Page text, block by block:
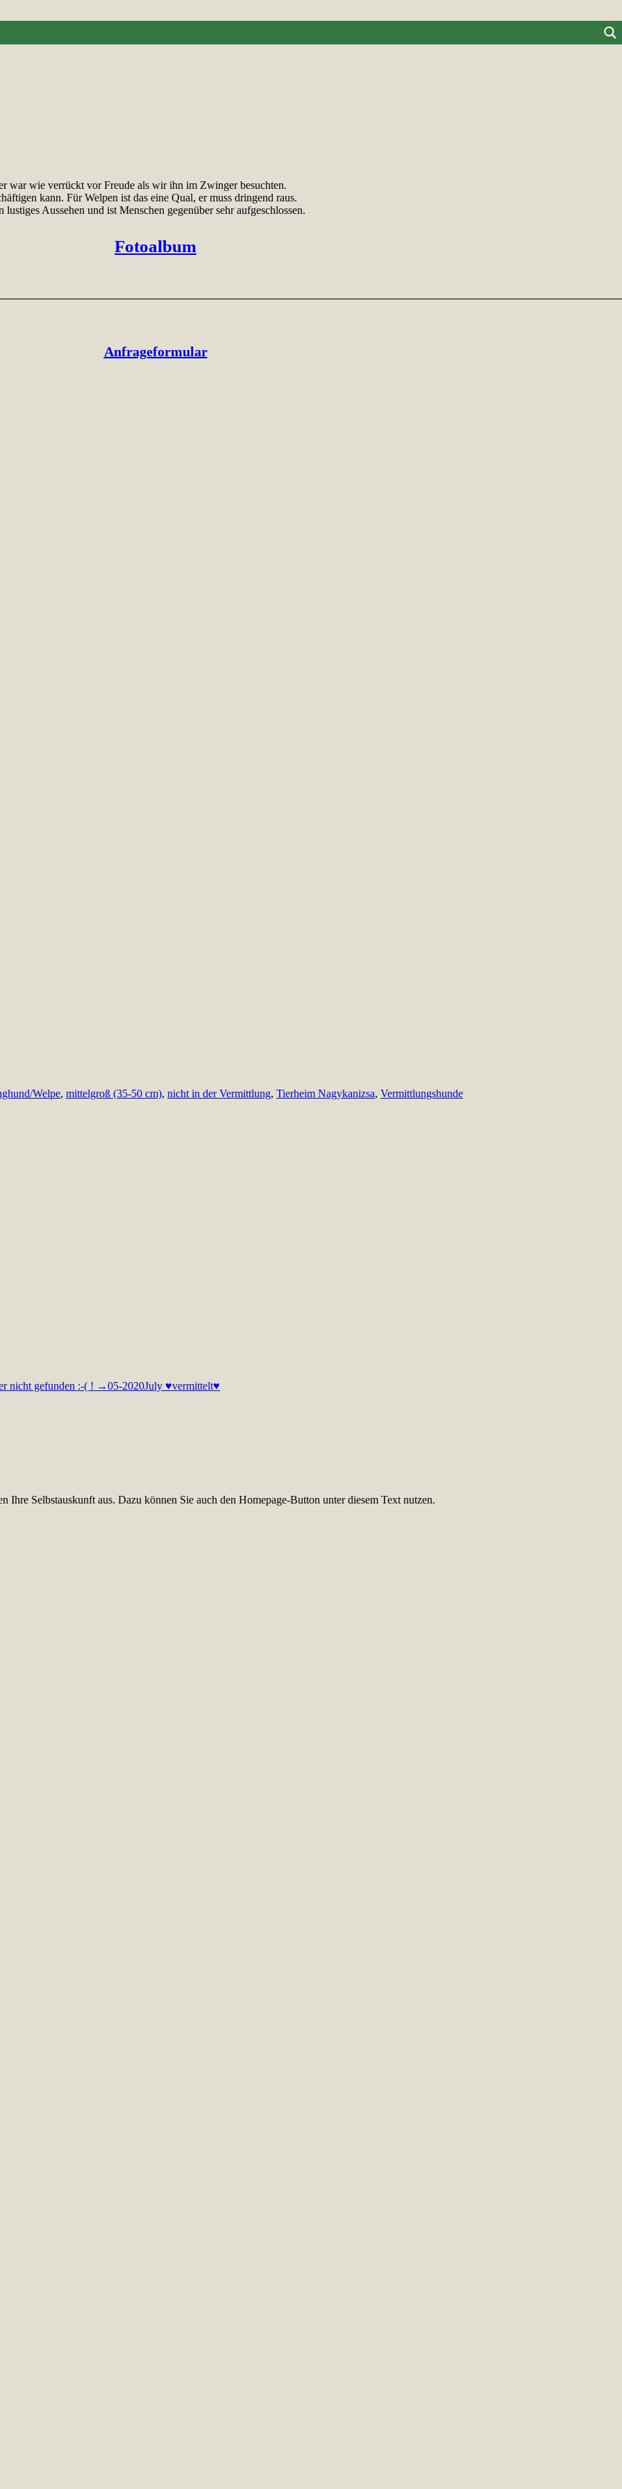
war wie verrückt vor Freude als wir ihn im Zwinger besuchten.
kann. Für Welpen ist das eine Qual, er muss dringend raus.
Aussehen und ist Menschen gegenüber sehr aufgeschlossen.
Fotoalbum
Anfrageformular
Welpe, mittelgroß (35-50 cm), nicht in der Vermittlung, Tierheim Nagykanizsa, Vermittlungshunde
nicht gefunden :-( ! →05-2020July ♥vermittelt♥
Ihre Selbstauskunft aus. Dazu können Sie auch den Homepage-Button unter diesem Text nutzen.